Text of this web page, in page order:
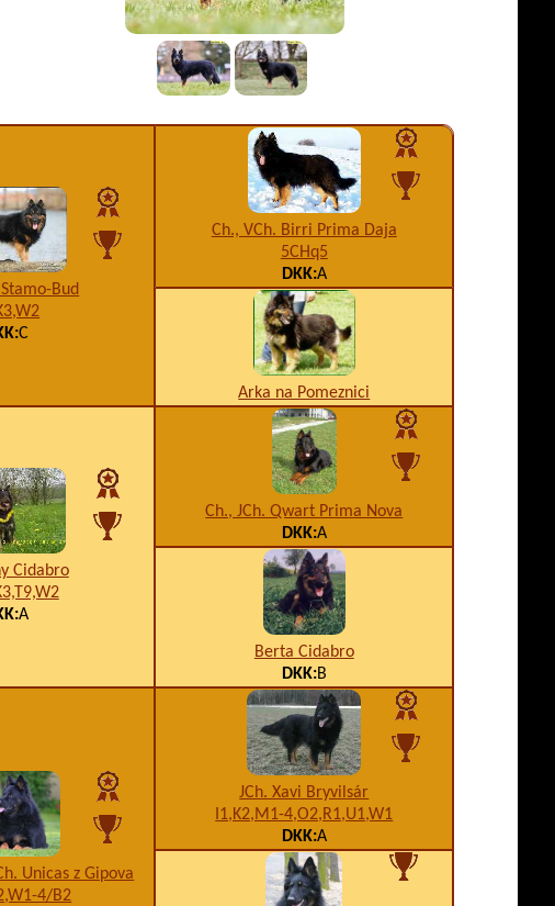
Bud
C
Ch., VCh. Birri Prima Daja
5CHq5
DKK:A
Arka na Pomeznici
Cidabro
A
Ch., JCh. Qwart Prima Nova
DKK:A
Berta Cidabro
DKK:B
Unicas z Gipova
4/B2
JCh. Xavi Bryvilsár
I1,K2,M1-4,O2,R1,U1,W1
DKK:A